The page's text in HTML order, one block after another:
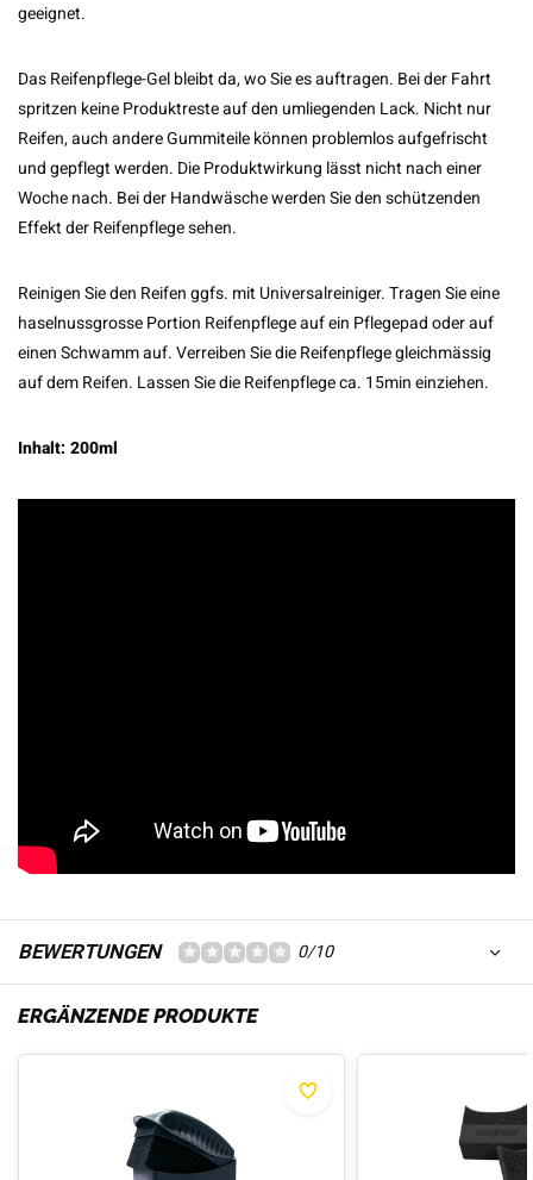
geeignet.
Das Reifenpflege-Gel bleibt da, wo Sie es auftragen. Bei der Fahrt
spritzen keine Produktreste auf den umliegenden Lack. Nicht nur
Reifen, auch andere Gummiteile können problemlos aufgefrischt
und gepflegt werden. Die Produktwirkung lässt nicht nach einer
Woche nach. Bei der Handwäsche werden Sie den schützenden
Effekt der Reifenpflege sehen.
Reinigen Sie den Reifen ggfs. mit Universalreiniger. Tragen Sie eine
haselnussgrosse Portion Reifenpflege auf ein Pflegepad oder auf
einen Schwamm auf. Verreiben Sie die Reifenpflege gleichmässig
auf dem Reifen. Lassen Sie die Reifenpflege ca. 15min einziehen.
Inhalt: 200ml
BEWERTUNGEN 0/10
ERGÄNZENDE PRODUKTE